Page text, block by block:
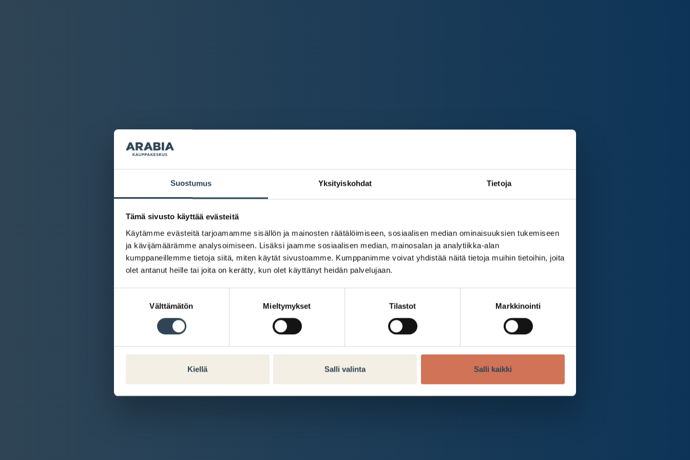
Suostumus Yksityiskohdat Tietoja
Tämä sivusto käyttää evästeitä
Käytämme evästeitä tarjoamamme sisällön ja mainosten räätälöimiseen, sosiaalisen median ominaisuuksien tukemiseen
ja kävijämäärämme analysoimiseen. Lisäksi jaamme sosiaalisen median, mainosalan ja analytiikka-alan
kumppaneillemme tietoja siitä, miten käytät sivustoamme. Kumppanimme voivat yhdistää näitä tietoja muihin tietoihin, joita
olet antanut heille tai joita on kerätty, kun olet käyttänyt heidän palvelujaan.
Välttämätön Mieltymykset Tilastot Markkinointi
Kiellä Salli valinta Salli kaikki
Kauppakeskus Arabia
Intranet
Et ole kirjautunut sisään.Kirjaudu sisään